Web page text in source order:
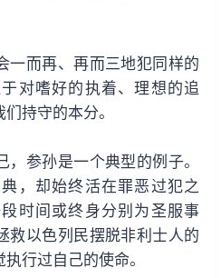
一而再、再而三地犯同样的
对嗜好的执着、理想的追
持守的本分。
参孙是一个典型的例子。
，却始终活在罪恶过犯之
时间或终身分别为圣服事
救以色列民摆脱非利士人的
行过自己的使命。